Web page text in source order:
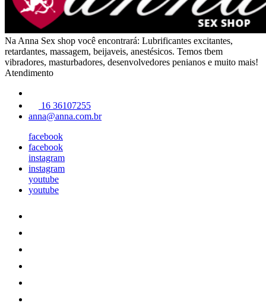
Na Anna Sex shop você encontrará: Lubrificantes excitantes,
retardantes, massagem, beijaveis, anestésicos. Temos tbem
vibradores, masturbadores, desenvolvedores penianos e muito mais!
Atendimento
16 36107255
anna@anna.com.br
facebook
facebook
instagram
instagram
youtube
youtube